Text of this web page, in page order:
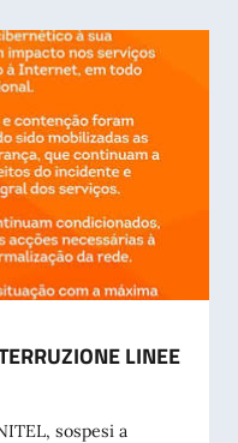
LINEE
sospesi a